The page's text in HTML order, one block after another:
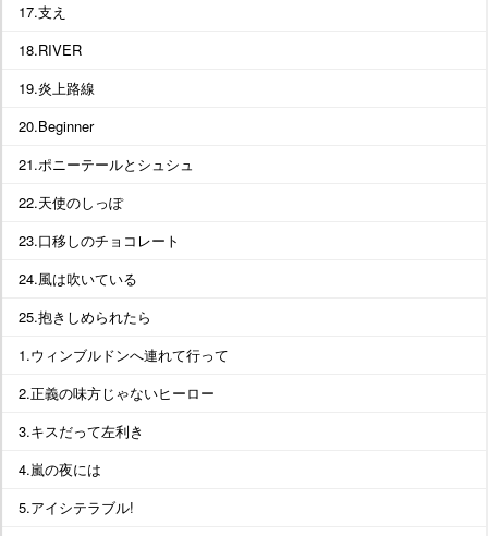
17.支え
18.RIVER
19.炎上路線
20.Beginner
21.ポニーテールとシュシュ
22.天使のしっぽ
23.口移しのチョコレート
24.風は吹いている
25.抱きしめられたら
1.ウィンブルドンへ連れて行って
2.正義の味方じゃないヒーロー
3.キスだって左利き
4.嵐の夜には
5.アイシテラブル!